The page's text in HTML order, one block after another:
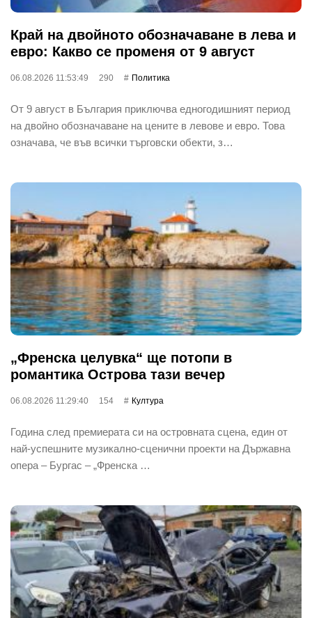
Край на двойното обозначаване в лева и
евро: Какво се променя от 9 август
06.08.2026 11:53:49 290 Политика
От 9 август в България приключва едногодишният период
на двойно обозначаване на цените в левове и евро. Това
означава, че във всички търговски обекти, з…
„Френска целувка“ ще потопи в
романтика Острова тази вечер
06.08.2026 11:29:40 154 Култура
Година след премиерата си на островната сцена, един от
най‐успешните музикално-сценични проекти на Държавна
опера – Бургас – „Френска …